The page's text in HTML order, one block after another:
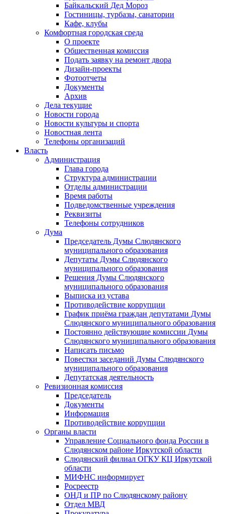
Байкальский Дед Мороз
Гостиницы, турбазы, санатории
Кафе, клубы
Комфортная городская среда
О проекте
Общественная комиссия
Подать заявку на ремонт двора
Дизайн-проекты
Фотоотчеты
Документы
Архив
Дела текущие
Новости города
Новости культуры и спорта
Новостная лента
Телефоны организаций
Власть
Администрация
Глава города
Структура администрации
Отделы администрации
Время работы
Подведомственные учреждения
Реквизиты
Телефоны сотрудников
Дума
Председатель Думы Слюдянского
муниципального образования
Депутаты Думы Слюдянского
муниципального образования
Решения Думы Слюдянского
муниципального образования
Выписка из устава
Противодействие коррупции
График приёма граждан депутатами Думы
Слюдянского муниципального образования
Постоянно действующие комиссии Думы
Слюдянского муниципального образования
Написать письмо
Повестки заседаний Думы Слюдянского
муниципального образования
Депутатская деятельность
Ревизионная комиссия
Председатель
Документы
Информация
Противодействие коррупции
Органы власти
Управление Социального фонда России в
Слюдянском районе Иркутской области
Слюдянский филиал ОГКУ КЦ Иркутской
области
МИФНС информирует
Росреестр
ОНД и ПР по Слюдянскому району
Отдел МВД